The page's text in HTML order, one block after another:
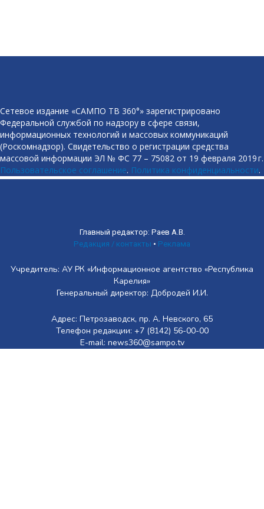
Сетевое издание «САМПО ТВ 360°» зарегистрировано
Федеральной службой по надзору в сфере связи,
информационных технологий и массовых коммуникаций
(Роскомнадзор). Свидетельство о регистрации средства
массовой информации ЭЛ № ФС 77 – 75082 от 19 февраля 2019 г.
Пользовательское соглашение. Политика конфиденциальности.
Главный редактор: Раев А.В.
Редакция / контакты • Реклама
Учредитель: АУ РК «Информационное агентство «Республика
Карелия»
Генеральный директор: Добродей И.И.
Адрес: Петрозаводск, пр. А. Невского, 65
Телефон редакции: +7 (8142) 56-00-00
E-mail: news360@sampo.tv